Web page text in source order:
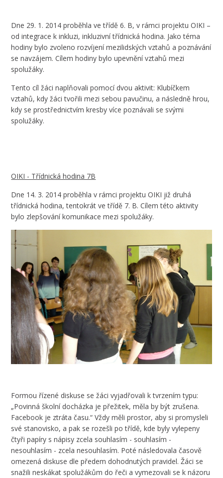
Dne 29. 1. 2014 proběhla ve třídě 6. B, v rámci projektu OIKI –
od integrace k inkluzi, inkluzivní třídnická hodina. Jako téma
hodiny bylo zvoleno rozvíjení mezilidských vztahů a poznávání
se navzájem. Cílem hodiny bylo upevnění vztahů mezi
spolužáky.
Tento cíl žáci naplňovali pomocí dvou aktivit: Klubíčkem
vztahů, kdy žáci tvořili mezi sebou pavučinu, a následně hrou,
kdy se prostřednictvím kresby více poznávali se svými
spolužáky.
OIKI - Třídnická hodina 7B
Dne 14. 3. 2014 proběhla v rámci projektu OIKI již druhá
třídnická hodina, tentokrát ve třídě 7. B. Cílem této aktivity
bylo zlepšování komunikace mezi spolužáky.
Formou řízené diskuse se žáci vyjadřovali k tvrzením typu:
„Povinná školní docházka je přežitek, měla by být zrušena.
Facebook je ztráta času.“ Vždy měli prostor, aby si promysleli
své stanovisko, a pak se rozešli po třídě, kde byly vylepeny
čtyři papíry s nápisy zcela souhlasím - souhlasím -
nesouhlasím - zcela nesouhlasím. Poté následovala časově
omezená diskuse dle předem dohodnutých pravidel. Žáci se
snažili neskákat spolužákům do řeči a vymezovali se k názoru